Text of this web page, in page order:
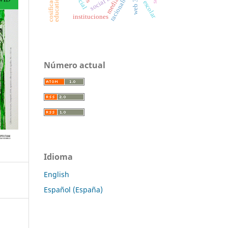
racionality
instituciones
media
Número actual
Idioma
English
Español (España)